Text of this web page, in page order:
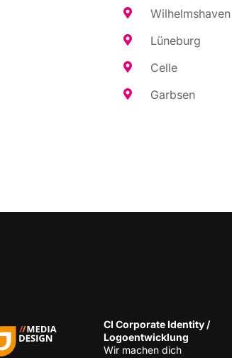
Wil­helms­ha­ven
Lüne­burg
Cel­le
Garb­sen
CI Cor­po­ra­te Iden­ti­ty /
Logoentwicklung
Wir machen dich